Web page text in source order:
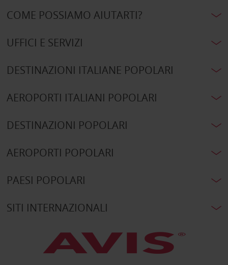
COME POSSIAMO AIUTARTI?
UFFICI E SERVIZI
DESTINAZIONI ITALIANE POPOLARI
AEROPORTI ITALIANI POPOLARI
DESTINAZIONI POPOLARI
AEROPORTI POPOLARI
PAESI POPOLARI
SITI INTERNAZIONALI